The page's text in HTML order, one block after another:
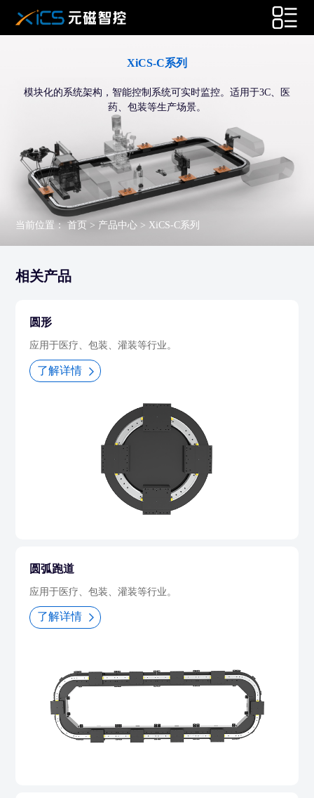
XiCS-C系列
模块化的系统架构，智能控制系统可实时监控。适用于3C、医
药、包装等生产场景。
当前位置：首页 > 产品中心 > XiCS-C系列
相关产品
圆形
应用于医疗、包装、灌装等行业。
了解详情
圆弧跑道
应用于医疗、包装、灌装等行业。
了解详情